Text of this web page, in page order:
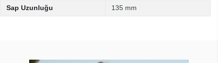
Sap Uzunluğu 135 mm